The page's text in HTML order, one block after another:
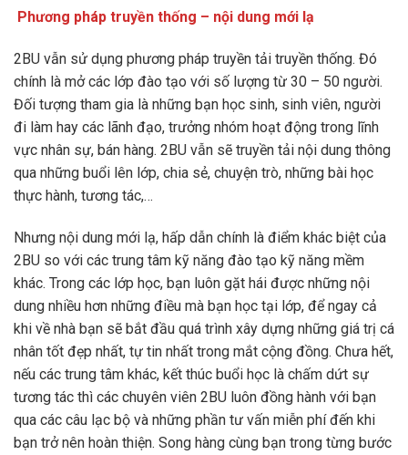
Phương pháp truyền thống – nội dung mới lạ
2BU vẫn sử dụng phương pháp truyền tải truyền thống. Đó
chính là mở các lớp đào tạo với số lượng từ 30 – 50 người.
Đối tượng tham gia là những bạn học sinh, sinh viên, người
đi làm hay các lãnh đạo, trưởng nhóm hoạt động trong lĩnh
vực nhân sự, bán hàng. 2BU vẫn sẽ truyền tải nội dung thông
qua những buổi lên lớp, chia sẻ, chuyện trò, những bài học
thực hành, tương tác,…
Nhưng nội dung mới lạ, hấp dẫn chính là điểm khác biệt của
2BU so với các trung tâm kỹ năng đào tạo kỹ năng mềm
khác. Trong các lớp học, bạn luôn gặt hái được những nội
dung nhiều hơn những điều mà bạn học tại lớp, để ngay cả
khi về nhà bạn sẽ bắt đầu quá trình xây dựng những giá trị cá
nhân tốt đẹp nhất, tự tin nhất trong mắt cộng đồng. Chưa hết,
nếu các trung tâm khác, kết thúc buổi học là chấm dứt sự
tương tác thì các chuyên viên 2BU luôn đồng hành với bạn
qua các câu lạc bộ và những phần tư vấn miễn phí đến khi
bạn trở nên hoàn thiện. Song hàng cùng bạn trong từng bước